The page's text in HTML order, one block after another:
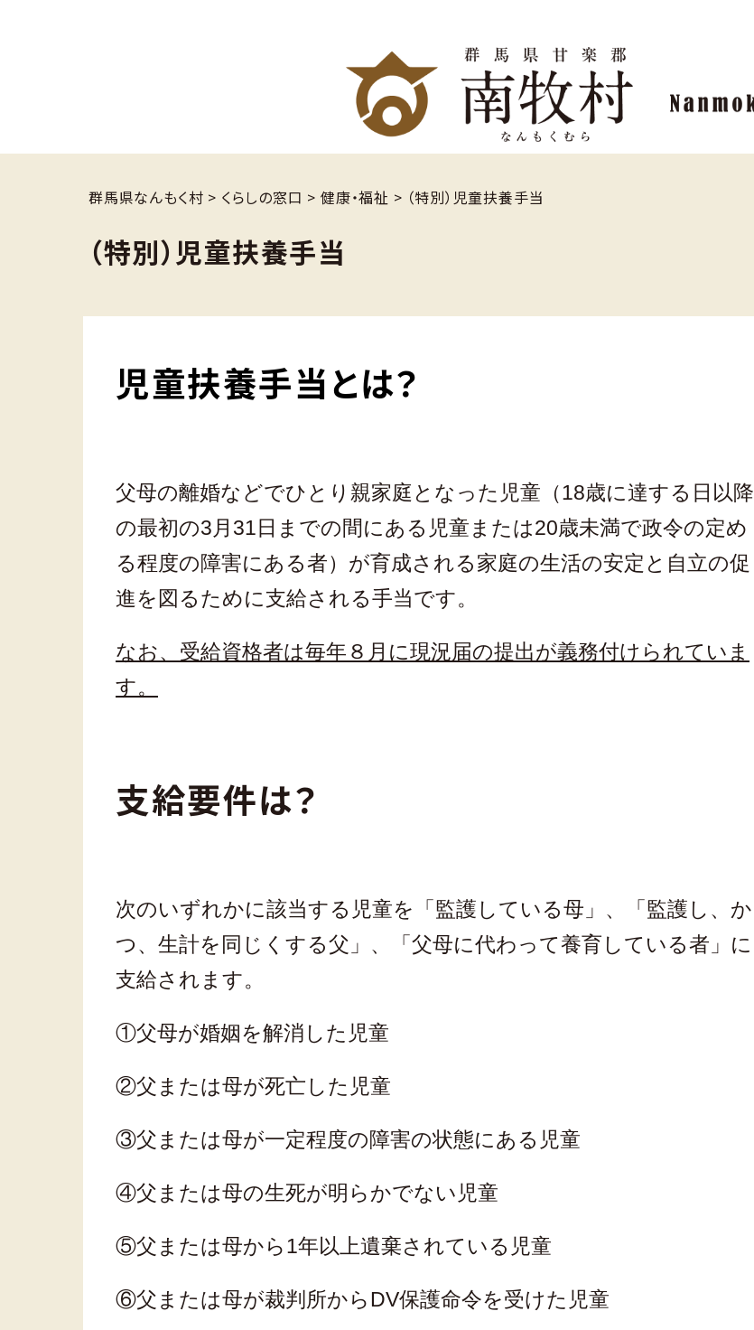
群馬県なんもく村 > くらしの窓口 >健康・福祉 > （特別）児童扶養手当
（特別）児童扶養手当
児童扶養手当とは？
父母の離婚などでひとり親家庭となった児童（18歳に達する日以降
の最初の3月31日までの間にある児童または20歳未満で政令の定め
る程度の障害にある者）が育成される家庭の生活の安定と自立の促
進を図るために支給される手当です。
なお、受給資格者は毎年８月に現況届の提出が義務付けられていま
す。
支給要件は？
次のいずれかに該当する児童を「監護している母」、「監護し、か
つ、生計を同じくする父」、「父母に代わって養育している者」に
支給されます。
①父母が婚姻を解消した児童
②父または母が死亡した児童
③父または母が一定程度の障害の状態にある児童
④父または母の生死が明らかでない児童
⑤父または母から1年以上遺棄されている児童
⑥父または母が裁判所からDV保護命令を受けた児童